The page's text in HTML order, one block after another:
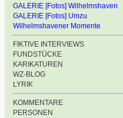
GALERIE [Fotos] Wilhelmshaven
GALERIE [Fotos] Umzu
Wilhelmshavener Momente
FIKTIVE INTERVIEWS
FUNDSTÜCKE
KARIKATUREN
WZ-BLOG
LYRIK
KOMMENTARE
PERSONEN